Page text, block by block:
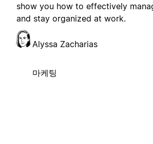
show you how to effectively
and stay organized at work.
Alyssa Zacharias
마케팅